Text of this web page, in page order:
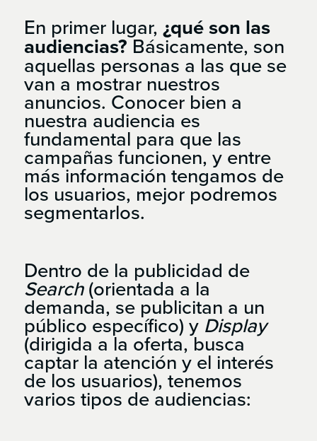
En primer lugar,¿qué son las
audiencias?Básicamente, son
aquellas personas a las que se
van a mostrar nuestros
anuncios. Conocer bien a
nuestra audiencia es
fundamental para que las
campañas funcionen, y entre
más información tengamos de
los usuarios, mejor podremos
segmentarlos.
Dentro de la publicidad de
Search(orientada a la
demanda, se publicitan a un
público específico) y Display
(dirigida a la oferta, busca
captar la atención y el interés
de los usuarios), tenemos
varios tipos de audiencias: